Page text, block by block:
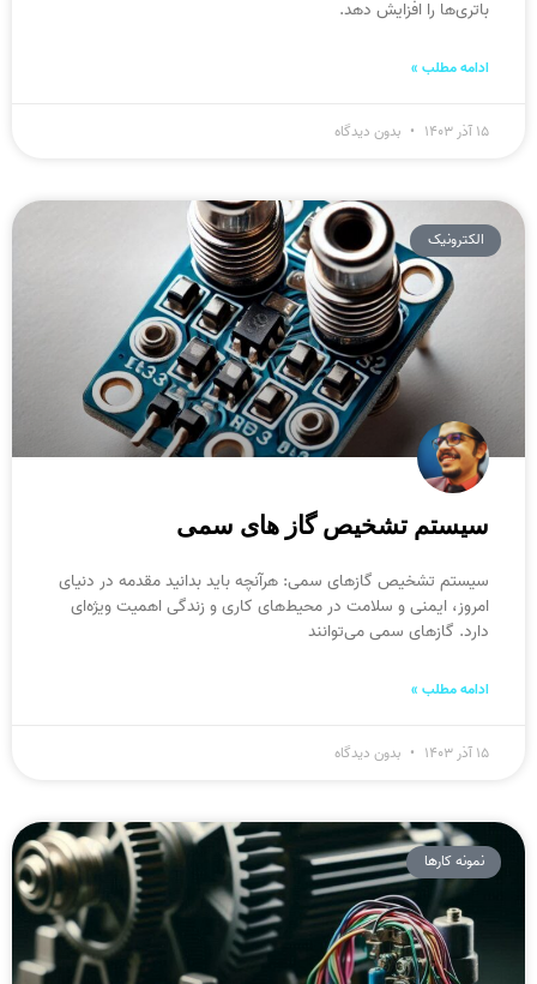
باتری‌ها را افزایش دهد.
ادامه مطلب »
۱۵ آذر ۱۴۰۳ بدون دیدگاه
الکترونیک
سیستم تشخیص گاز های سمی
سیستم تشخیص گازهای سمی: هرآنچه باید بدانید مقدمه در دنیای
امروز، ایمنی و سلامت در محیط‌های کاری و زندگی اهمیت ویژه‌ای
دارد. گازهای سمی می‌توانند
ادامه مطلب »
۱۵ آذر ۱۴۰۳ بدون دیدگاه
نمونه کارها